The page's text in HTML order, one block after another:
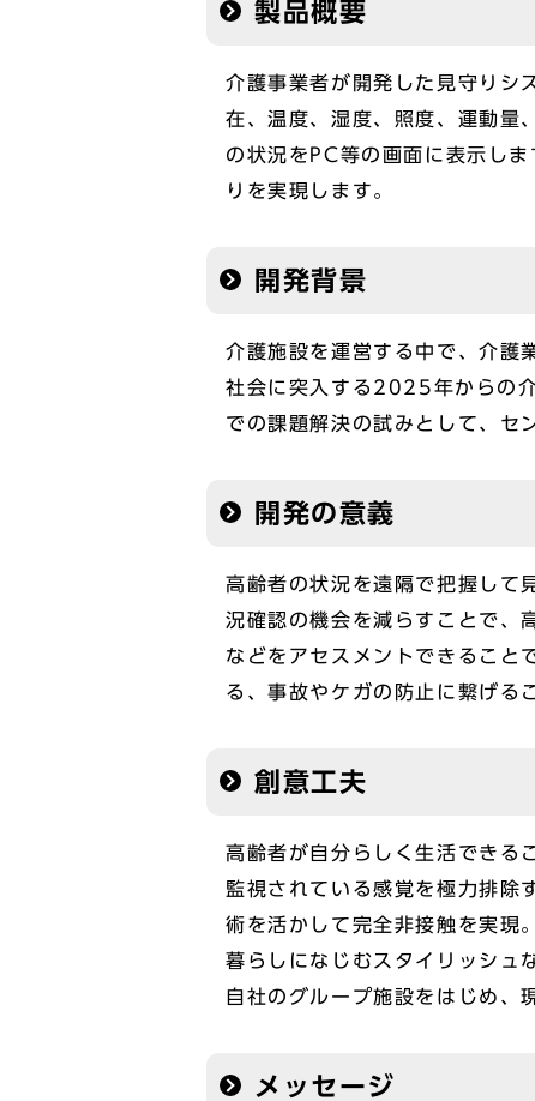
製品概要
介護事業者が開発した見守りシ
在、温度、湿度、照度、運動量
の状況をPC等の画面に表示し
りを実現します。
開発背景
介護施設を運営する中で、介護
社会に突入する2025年からの
での課題解決の試みとして、セ
開発の意義
高齢者の状況を遠隔で把握して
況確認の機会を減らすことで、
などをアセスメントできること
る、事故やケガの防止に繋げる
創意工夫
高齢者が自分らしく生活できる
監視されている感覚を極力排除
術を活かして完全非接触を実現
暮らしになじむスタイリッシュ
自社のグループ施設をはじめ、
メッセージ